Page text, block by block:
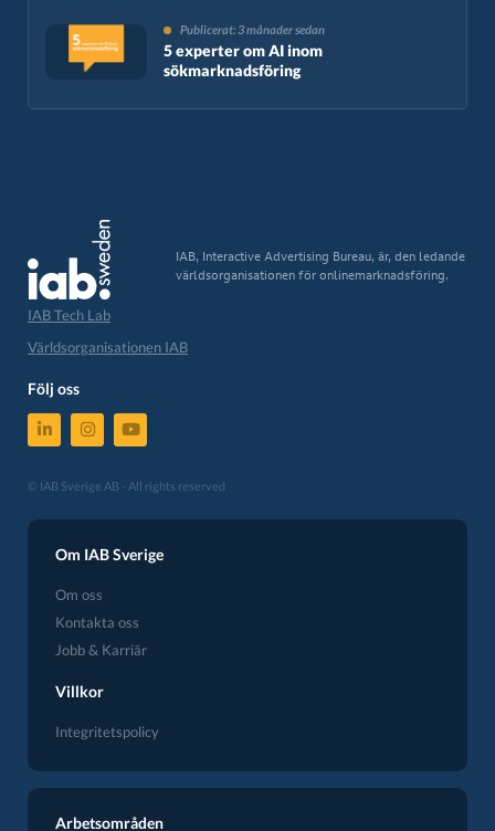
Publicerat: 3 månader sedan
5 experter om AI inom
sökmarknadsföring
IAB, Interactive Advertising Bureau, är, den ledande
världsorganisationen för onlinemarknadsföring.
IAB Tech Lab
Världsorganisationen IAB
Följ oss
© IAB Sverige AB - All rights reserved
Om IAB Sverige
Om oss
Kontakta oss
Jobb & Karriär
Villkor
Integritetspolicy
Arbetsområden